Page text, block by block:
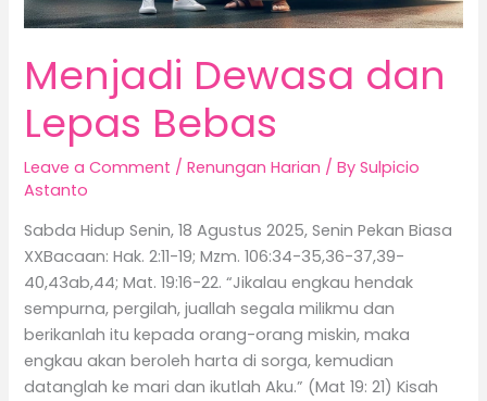
Menjadi Dewasa dan
Lepas Bebas
Leave a Comment /Renungan Harian / BySulpicio
Astanto
Sabda Hidup Senin, 18 Agustus 2025, Senin Pekan Biasa
XXBacaan: Hak. 2:11-19; Mzm. 106:34-35,36-37,39-
40,43ab,44; Mat. 19:16-22. “Jikalau engkau hendak
sempurna, pergilah, juallah segala milikmu dan
berikanlah itu kepada orang-orang miskin, maka
engkau akan beroleh harta di sorga, kemudian
datanglah ke mari dan ikutlah Aku.” (Mat 19: 21) Kisah